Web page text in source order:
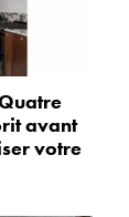
avant
votre